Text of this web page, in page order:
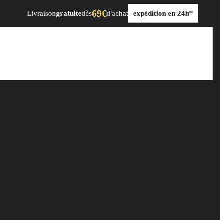
Livraisongratuitedès69€d'achat expédition en 24h*